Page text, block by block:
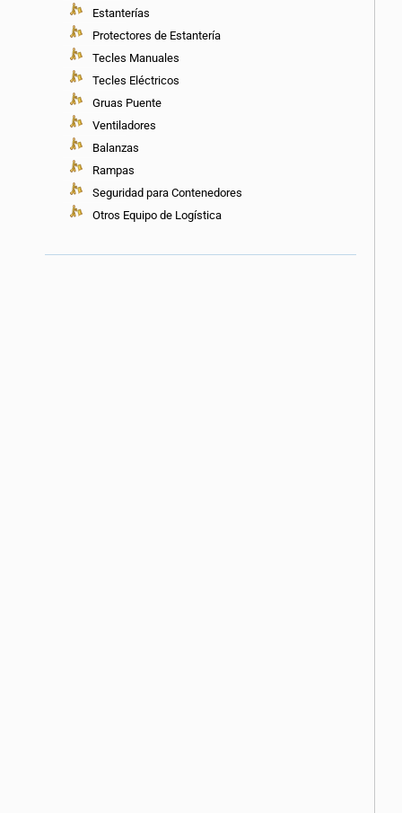
Estanterías
Protectores de Estantería
Tecles Manuales
Tecles Eléctricos
Gruas Puente
Ventiladores
Balanzas
Rampas
Seguridad para Contenedores
Otros Equipo de Logística